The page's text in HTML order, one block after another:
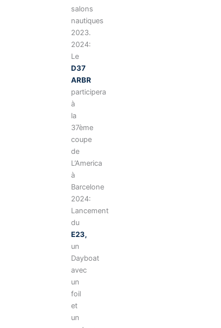
salons
nautiques
2023.
2024:
Le
D37
ARBR
participera
à
la
37ème
coupe
de
L’America
à
Barcelone
2024:
Lancement
du
E23,
un
Dayboat
avec
un
foil
et
un